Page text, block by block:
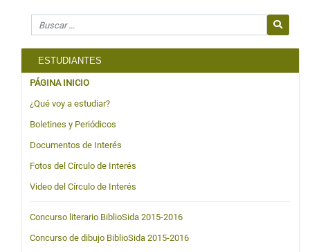
Search for
ESTUDIANTES
PÁGINA INICIO
¿Qué voy a estudiar?
Boletines y Periódicos
Documentos de Interés
Fotos del Círculo de Interés
Video del Círculo de Interés
Concurso literario BiblioSida 2015-2016
Concurso de dibujo BiblioSida 2015-2016